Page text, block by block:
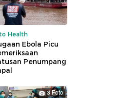
Health
Ebola Picu
Penumpang
3 Foto